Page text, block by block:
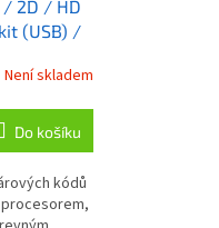
/ 2D / HD
(USB) /
Není skladem
Do košíku
kódů
procesorem,